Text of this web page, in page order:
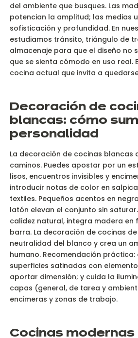
del ambiente que busques. Las
potencian la amplitud; las medias
sofisticación y profundidad. En
estudiamos tránsito, triángulo de
almacenaje para que el diseño no
que se sienta cómodo en uso real.
cocina actual que invita a
Decoración de
blancas: cómo
personalidad
La decoración de cocinas blancas
caminos. Puedes apostar por un
lisos, encuentros invisibles y
introducir notas de color en
textiles. Pequeños acentos en
latón elevan el conjunto sin
calidez natural, integra madera en
barra. La decoración de cocinas
neutralidad del blanco y crea un
humano. Recomendación práctica:
superficies satinadas con
aportar dimensión; y cuida la
capas (general, de tarea y
encimeras y zonas de trabajo.
Cocinas